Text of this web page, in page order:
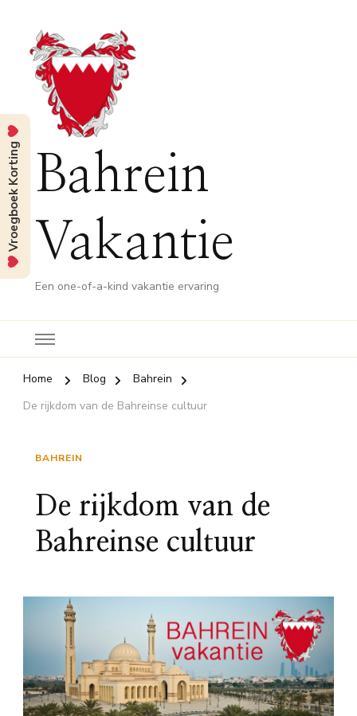
Bahrein
Vakantie
Een one-of-a-kind vakantie ervaring
Home Blog
Bahrein
De rijkdom van de Bahreinse cultuur
BAHREIN
De rijkdom van de
Bahreinse cultuur
Vroegboek Korting